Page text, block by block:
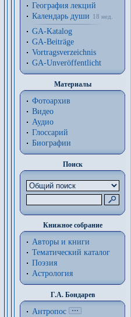
География лекций
Календарь души
18 нед.
GA-Katalog
GA-Beiträge
Vortragsverzeichnis
GA-Unveröffentlicht
Материалы
Фотоархив
Видео
Аудио
Глоссарий
Биографии
Поиск
Книжное собрание
Авторы и книги
Тематический каталог
Поэзия
Астрология
Г.А. Бондарев
Антропос